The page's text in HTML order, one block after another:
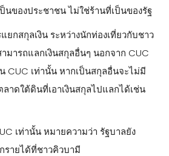
ของประชาชน ไม่ใช่ร้านที่เป็นของรัฐ
ยกสกุลเงิน ระหว่างนักท่องเที่ยวกับชาว
มารถแลกเงินสกุลอื่นๆ นอกจาก CUC
CUC เท่านั้น หากเป็นสกุลอื่นจะไม่มี
าดใต้ดินที่เอาเงินสกุลไปแลกได้เช่น
เท่านั้น หมายความว่า รัฐบาลยัง
รายได้ที่ชาวคิวบามี